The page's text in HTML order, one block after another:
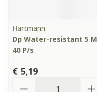
Hartmann
Dp Water-resistant 5 M
40 P/s
€ 5,19